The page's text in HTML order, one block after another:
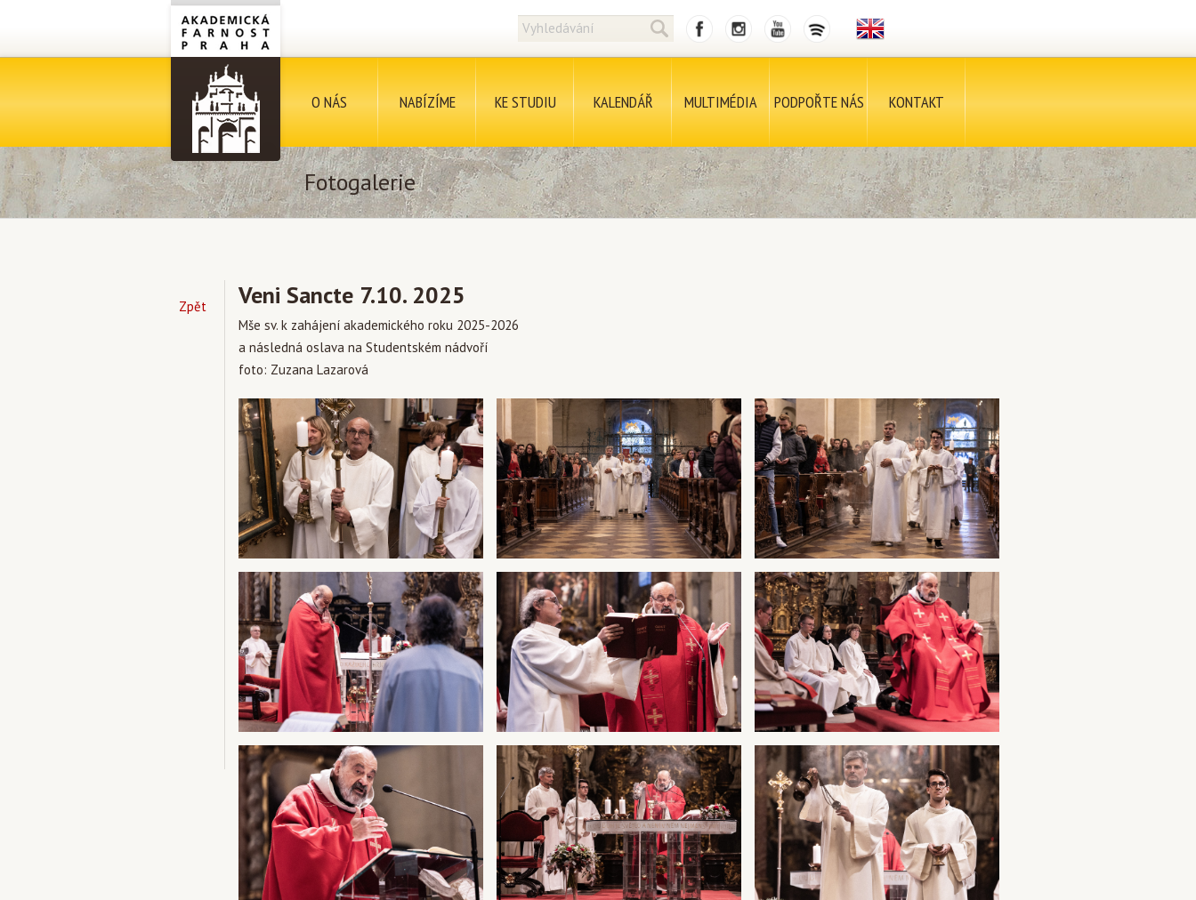
O NÁS NABÍZÍME KE STUDIU KALENDÁŘ MULTIMÉDIA PODPOŘTE NÁS KONTAKT
Fotogalerie
Zpět Veni Sancte 7.10. 2025
Mše sv. k zahájení akademického roku 2025-2026
a následná oslava na Studentském nádvoří
foto: Zuzana Lazarová